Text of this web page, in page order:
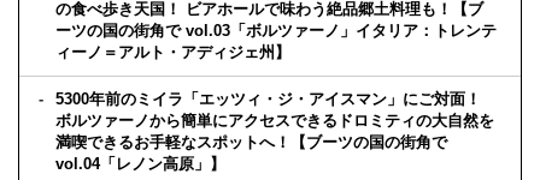
の食べ歩き天国！ ビアホールで味わう絶品郷土料理も！【ブ
ーツの国の街角で vol.03「ボルツァーノ」イタリア：トレンテ
ィーノ＝アルト・アディジェ州】
5300年前のミイラ「エッツィ・ジ・アイスマン」にご対面！
ボルツァーノから簡単にアクセスできるドロミティの大自然を
満喫できるお手軽なスポットへ！【ブーツの国の街角で
vol.04「レノン高原」】